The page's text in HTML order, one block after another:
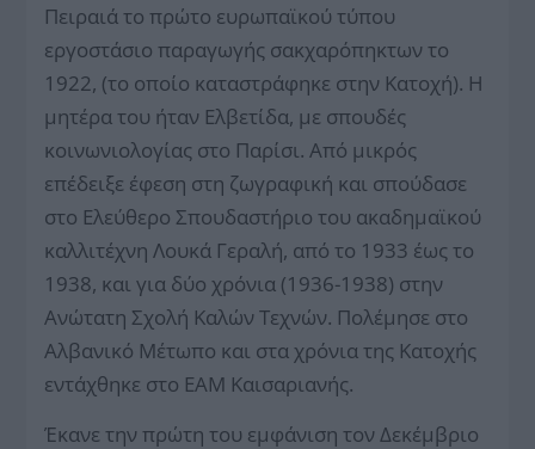
Πειραιά το πρώτο ευρωπαϊκού τύπου
εργοστάσιο παραγωγής σακχαρόπηκτων το
1922, (το οποίο καταστράφηκε στην Κατοχή). Η
μητέρα του ήταν Ελβετίδα, με σπουδές
κοινωνιολογίας στο Παρίσι. Από μικρός
επέδειξε έφεση στη ζωγραφική και σπούδασε
στο Ελεύθερο Σπουδαστήριο του ακαδημαϊκού
καλλιτέχνη Λουκά Γεραλή, από το 1933 έως το
1938, και για δύο χρόνια (1936-1938) στην
Ανώτατη Σχολή Καλών Τεχνών. Πολέμησε στο
Αλβανικό Μέτωπο και στα χρόνια της Κατοχής
εντάχθηκε στο ΕΑΜ Καισαριανής.
Έκανε την πρώτη του εμφάνιση τον Δεκέμβριο